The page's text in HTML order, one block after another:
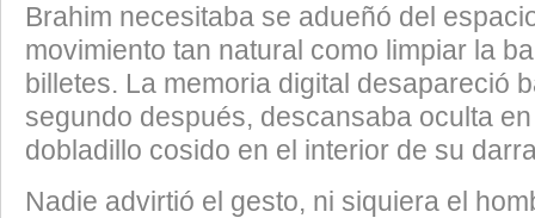
Brahim necesitaba se adueñó del
movimiento tan natural como limpiar la
billetes. La memoria digital desapareció
segundo después, descansaba oculta
dobladillo cosido en el interior de su
​Nadie advirtió el gesto, ni siquiera el